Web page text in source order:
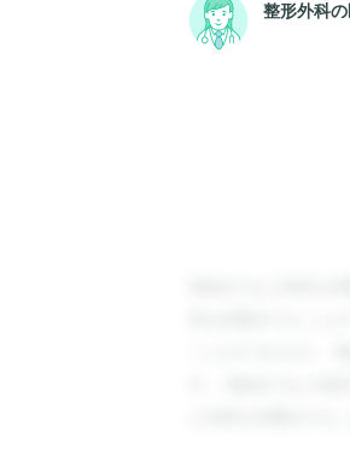
整形外科
登録すると回答を
答を閲覧すること
ことができます。
す。登録すると回
と回答を閲覧する